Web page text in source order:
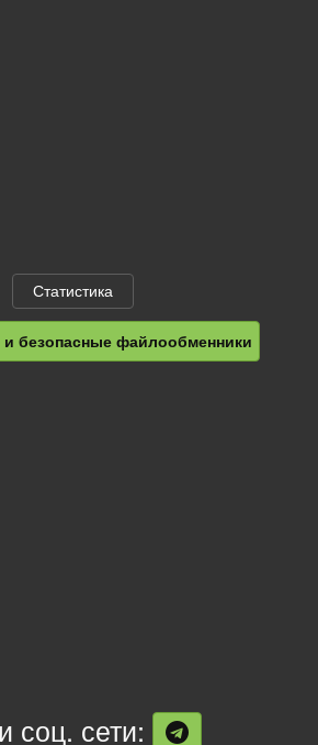
Статистика
безопасные файлообменники
соц. сети: